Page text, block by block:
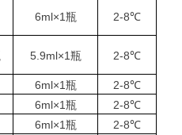
6ml×1瓶 2-8℃
5.9ml×1瓶 2-8℃
6ml×1瓶
2-8℃
6ml×1瓶
2-8℃
6ml×1瓶 2-8℃